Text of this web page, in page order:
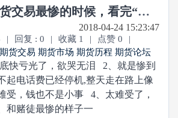
那些年，做期货交易最惨的时候，看完“嚎啕大哭”...
2018-04-24 15:23:47
| 回复 : 0 | 收藏 1 | 点赞 0
|
期货交易 期货市场 期货历程 期货论坛
亏光了，欲哭无泪 2、就是惨到
起电话费已经停机,整天走在路上像
受，钱也不是小事 4、太难受了，
和赌徒最惨的样子一